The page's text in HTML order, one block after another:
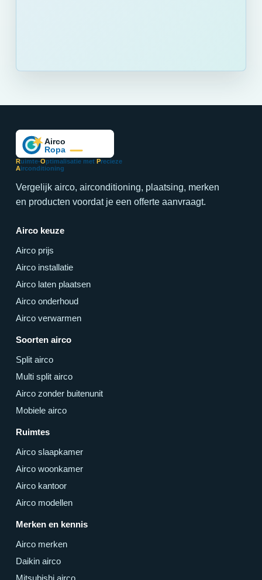
Ruimte-Optimalisatie met Precieze
Airconditioning
Vergelijk airco, airconditioning, plaatsing, merken
en producten voordat je een offerte aanvraagt.
Airco keuze
Airco prijs
Airco installatie
Airco laten plaatsen
Airco onderhoud
Airco verwarmen
Soorten airco
Split airco
Multi split airco
Airco zonder buitenunit
Mobiele airco
Ruimtes
Airco slaapkamer
Airco woonkamer
Airco kantoor
Airco modellen
Merken en kennis
Airco merken
Daikin airco